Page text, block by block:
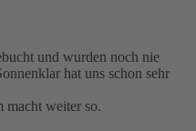
und wurden noch nie
hat uns schon sehr
macht weiter so.